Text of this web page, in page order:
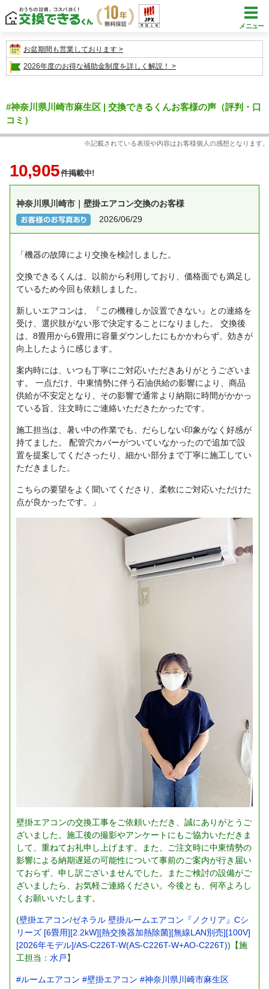
メニュー
お盆期間も営業しております
2026年度のお得な補助金制度を詳しく解説！
#神奈川県川崎市麻生区 | 交換できるくんお客様の声（評判・口
コミ）
※記載されている表現や内容はお客様個人の感想となります。
10,905件掲載中!
神奈川県川崎市｜壁掛エアコン交換のお客様
2026/06/29
「機器の故障により交換を検討しました。
交換できるくんは、以前から利用しており、価格面でも満足し
ているため今回も依頼しました。
新しいエアコンは、『この機種しか設置できない』との連絡を
受け、選択肢がない形で決定することになりました。
交換後
は、8畳用から6畳用に容量ダウンしたにもかかわらず、効きが
向上したように感じます。
案内時には、いつも丁寧にご対応いただきありがとうございま
す。
一点だけ、中東情勢に伴う石油供給の影響により、商品
供給が不安定となり、その影響で通常より納期に時間がかかっ
ている旨、注文時にご連絡いただきたかったです。
施工担当は、暑い中の作業でも、だらしない印象がなく好感が
持てました。
配管穴カバーがついていなかったので追加で設
置を提案してくださったり、細かい部分まで丁寧に施工してい
ただきました。
こちらの要望をよく聞いてくださり、柔軟にご対応いただけた
点が良かったです。」
壁掛エアコンの交換工事をご依頼いただき、誠にありがとうご
ざいました。施工後の撮影やアンケートにもご協力いただきま
して、重ねてお礼申し上げます。また、ご注文時に中東情勢の
影響による納期遅延の可能性について事前のご案内が行き届い
ておらず、申し訳ございませんでした。またご検討の設備がご
ざいましたら、お気軽ご連絡ください。今後とも、何卒よろし
くお願いいたします。
(壁掛エアコン/ゼネラル 壁掛ルームエアコン『ノクリア』Cシ
リーズ [6畳用][2.2kW][熱交換器加熱除菌][無線LAN別売][100V]
[2026年モデル]/AS-C226T-W(AS-C226T-W+AO-C226T))【施
工担当： 水戸】
#ルームエアコン #壁掛エアコン #神奈川県川崎市麻生区